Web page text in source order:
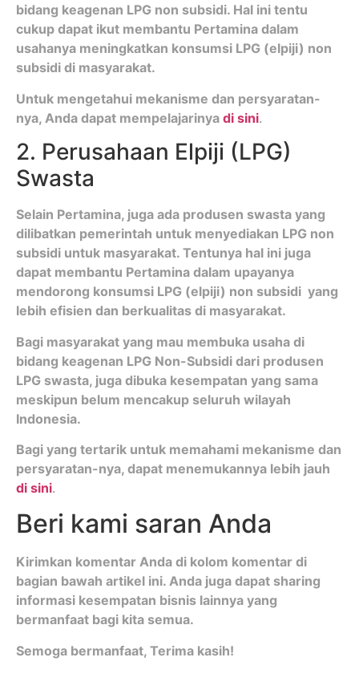
bidang keagenan LPG non subsidi. Hal ini tentu
cukup dapat ikut membantu Pertamina dalam
usahanya meningkatkan konsumsi LPG (elpiji) non
subsidi di masyarakat.
Untuk mengetahui mekanisme dan persyaratan-
nya, Anda dapat mempelajarinya di sini.
2. Perusahaan Elpiji (LPG)
Swasta
Selain Pertamina, juga ada produsen swasta yang
dilibatkan pemerintah untuk menyediakan LPG non
subsidi untuk masyarakat. Tentunya hal ini juga
dapat membantu Pertamina dalam upayanya
mendorong konsumsi LPG (elpiji) non subsidi yang
lebih efisien dan berkualitas di masyarakat.
Bagi masyarakat yang mau membuka usaha di
bidang keagenan LPG Non-Subsidi dari produsen
LPG swasta, juga dibuka kesempatan yang sama
meskipun belum mencakup seluruh wilayah
Indonesia.
Bagi yang tertarik untuk memahami mekanisme dan
persyaratan-nya, dapat menemukannya lebih jauh
di sini.
Beri kami saran Anda
Kirimkan komentar Anda di kolom komentar di
bagian bawah artikel ini. Anda juga dapat sharing
informasi kesempatan bisnis lainnya yang
bermanfaat bagi kita semua.
Semoga bermanfaat, Terima kasih!